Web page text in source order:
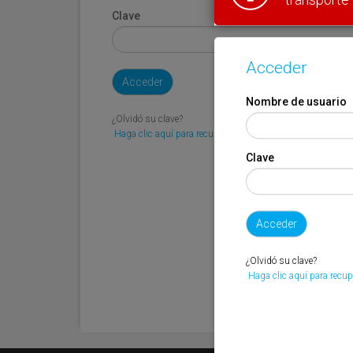
Clave
¿Olvidó su clave?
Haga clic aquí para recuperarla.
Acceder
Nombre de usuario
Clave
¿Olvidó su clave?
Haga clic aquí para